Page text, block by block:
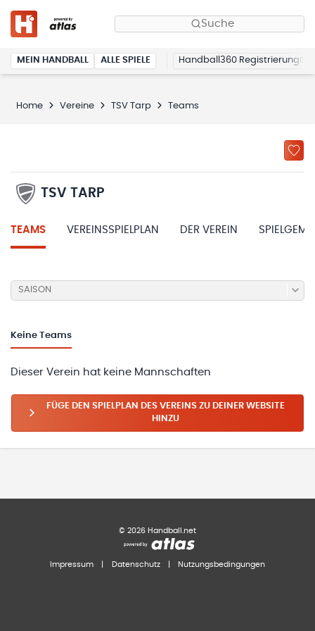
Suche
MEIN HANDBALL ALLE SPIELE Handball360 Registrierung
Home Vereine TSV Tarp Teams
TSV TARP
TEAMS VEREINSSPIELPLAN DER VEREIN
SAISON
Keine Teams
Dieser Verein hat keine Mannschaften
FÜGE DEN SPIELPLAN DES VEREINS ZU DEINER WEBSITE
HINZU
© 2026 Handball.net
Impressum Datenschutz Nutzungsbedingungen